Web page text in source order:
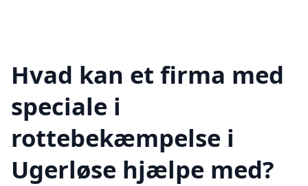
Hvad kan et firma med
speciale i
rottebekæmpelse i
Ugerløse hjælpe med?